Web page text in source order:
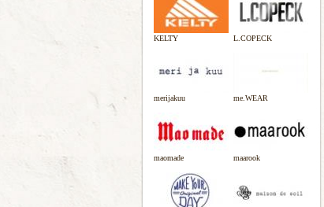
KELTY L.COPECK
merijakuu me.WEAR
maomade maarook